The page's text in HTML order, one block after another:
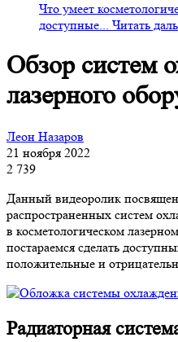
Что умеет
доступные... Читать
Обзор систем
лазерного
Леон Назаров
21 ноября 2022
2 739
Данный видеоролик
распространенных систем
в косметологическом
постараемся сделать
положительные и
Радиаторная